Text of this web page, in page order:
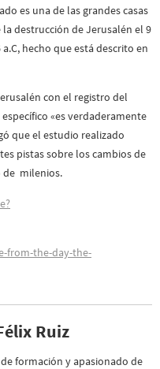
es una de las grandes casas
destrucción de Jerusalén el 9
hecho que está descrito en
con el registro del
«es verdaderamente
que el estudio realizado
pistas sobre los cambios de
de milenios.
from-the-day-the-
Ruiz
formación y apasionado de